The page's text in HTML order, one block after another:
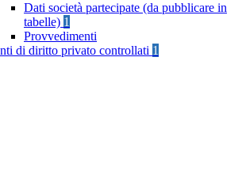
Dati società partecipate (da pubblicare in
tabelle) 1
Provvedimenti
di diritto privato controllati 1